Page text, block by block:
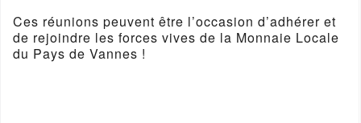
Ces réunions peuvent être l’occasion d’adhérer et
de rejoindre les forces vives de la Monnaie Locale
du Pays de Vannes !